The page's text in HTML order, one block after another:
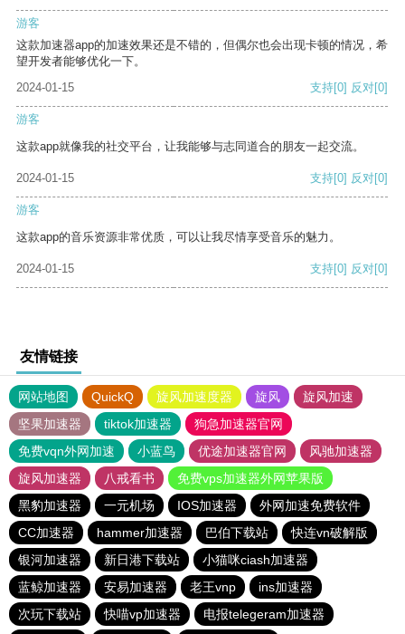
游客
这款加速器app的加速效果还是不错的，但偶尔也会出现卡顿的情况，希
望开发者能够优化一下。
2024-01-15
支持[0] 反对[0]
游客
这款app就像我的社交平台，让我能够与志同道合的朋友一起交流。
2024-01-15 支持[0] 反对[0]
游客
这款app的音乐资源非常优质，可以让我尽情享受音乐的魅力。
2024-01-15 支持[0] 反对[0]
友情链接
网站地图 QuickQ 旋风加速度器 旋风
旋风加速
坚果加速器
tiktok加速器
狗急加速器官网
免费vqn外网加速
小蓝鸟 优途加速器官网
风驰加速器
旋风加速器
八戒看书
免费vps加速器外网苹果版
黑豹加速器
一元机场 IOS加速器
外网加速免费软件
CC加速器
hammer加速器 巴伯下载站
快连vn破解版
银河加速器
新日港下载站
小猫咪ciash加速器
蓝鲸加速器
安易加速器 老王vnp
ins加速器
次玩下载站
快喵vp加速器 电报telegeram加速器